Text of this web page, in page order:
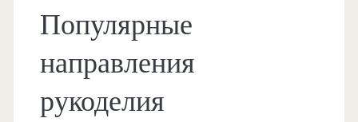
Популярные
направления
рукоделия